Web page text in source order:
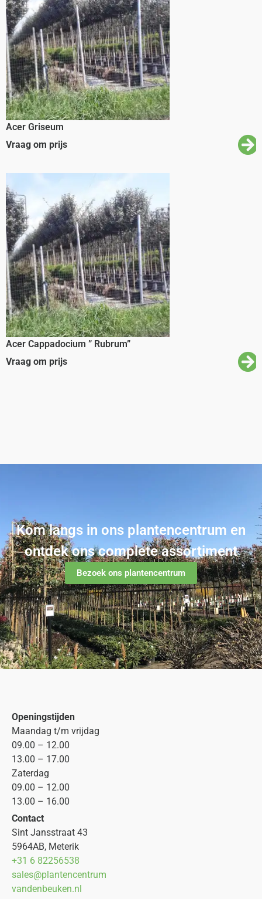
Acer Griseum
Vraag om prijs
Acer Cappadocium ” Rubrum”
Vraag om prijs
Kom langs in ons plantencentrum en
ontdek ons complete assortiment
Bezoek ons plantencentrum
Openingstijden
Maandag t/m vrijdag
09.00 – 12.00
13.00 – 17.00
Zaterdag
09.00 – 12.00
13.00 – 16.00
Contact
Sint Jansstraat 43
5964AB, Meterik
+31 6 82256538
sales@plantencentrum
vandenbeuken.nl